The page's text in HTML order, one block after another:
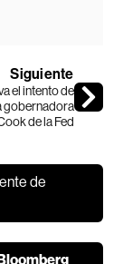
Siguiente
el intento de
gobernadora
de la Fed
de